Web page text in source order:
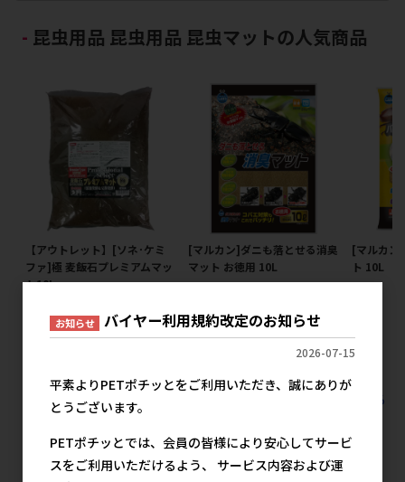
昆虫用品 昆虫用品 昆虫マットの人気商品
【アウトレット】[ソネ･ケミ
ファ]極 麦飯石プレミアムマッ
ト10L
2,240円
[マルカン]ダニも落とせる消臭
マット お徳用 10L
[マルカン
ト 10L
すべての昆虫用品 昆虫用品 昆虫マットの人気商品を見る
マルカンの人気商品
お知らせ バイヤー利用規約改定のお知らせ
2026-07-15
平素よりPETポチッとをご利用いただき、誠にありが
とうございます。
PETポチッとでは、会員の皆様により安心してサービ
スをご利用いただけるよう、 サービス内容および運